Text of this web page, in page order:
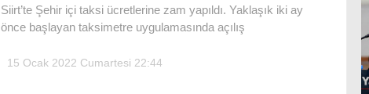
Siirt’te Şehir içi taksi ücretlerine zam yapıldı. Yaklaşık iki ay
önce başlayan taksimetre uygulamasında açılış
15 Ocak 2022 Cumartesi 22:44